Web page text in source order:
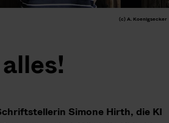
(c) A. Koenigsecker
Simone Hirth, die KI